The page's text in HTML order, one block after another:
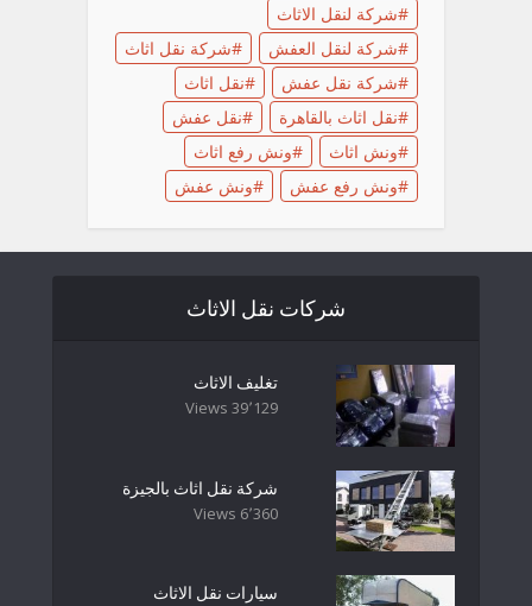
شركة لنقل الاثاث
شركة لنقل العفش
شركة نقل اثاث
شركة نقل عفش
نقل اثاث
نقل اثاث بالقاهرة
نقل عفش
ونش اثاث
ونش رفع اثاث
ونش رفع عفش
ونش عفش
شركات نقل الاثاث
تغليف الاثاث
39٬129 Views
شركة نقل اثاث بالجيزة
6٬360 Views
سيارات نقل الاثاث